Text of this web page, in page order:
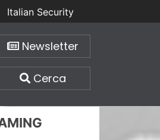
Italian Security
Newsletter
Cerca